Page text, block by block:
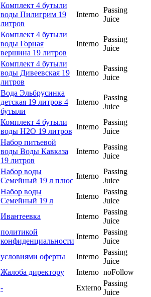
Комплект 4 бутыли
воды Пилигрим 19
литров
Interno
Passing
Juice
Комплект 4 бутыли
воды Горная
вершина 19 литров
Interno
Passing
Juice
Комплект 4 бутыли
воды Дивеевская 19
литров
Interno
Passing
Juice
Вода Эльбрусинка
детская 19 литров 4
бутыли
Interno
Passing
Juice
Комплект 4 бутыли
воды H2O 19 литров
Interno
Passing
Juice
Набор питьевой
воды Воды Кавказа
19 литров
Interno
Passing
Juice
Набор воды
Семейный 19 л плюс
Interno
Passing
Juice
Набор воды
Семейный 19 л
Interno
Passing
Juice
Ивантеевка
Interno
Passing
Juice
политикой
конфиденциальности
Interno
Passing
Juice
условиями оферты
Interno
Passing
Juice
Жалоба директору
Interno noFollow
-
Externo
Passing
Juice